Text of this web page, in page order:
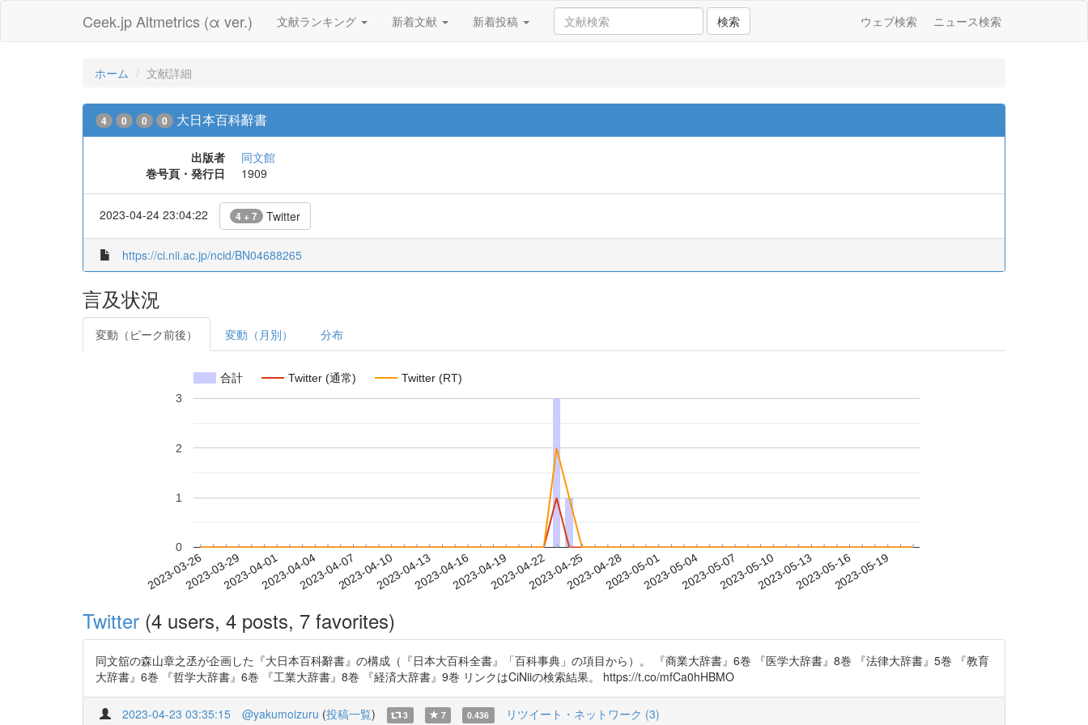
Ceek.jp Altmetrics (α ver.) 文献ランキング 新着文献 新着投稿 検索 ウェブ検索 ニュース検索
ホーム 文献詳細
4 0 0 0 大日本百科辭書
出版者
同文館
巻号頁・発行日
1909
2023-04-24 23:04:22 4 + 7 Twitter
https://ci.nii.ac.jp/ncid/BN04688265
言及状況
変動（ピーク前後） 変動（月別） 分布
合計 Twitter (通常) Twitter (RT)
2023-03-262023-03-292023-04-012023-04-042023-04-072023-04-102023-04-132023-04-162023-04-192023-04-222023-04-252023-04-282023-05-012023-05-042023-05-072023-05-102023-05-132023-05-162023-05-19
0
1
2
3
Twitter (4 users, 4 posts, 7 favorites)
同文舘の森山章之丞が企画した『大日本百科辭書』の構成（『日本大百科全書』「百科事典」の項目から）。 『商業大辞書』6巻 『医学大辞書』8巻 『法律大辞書』5巻 『教育
大辞書』6巻 『哲学大辞書』6巻 『工業大辞書』8巻 『経済大辞書』9巻 リンクはCiNiiの検索結果。 https://t.co/mfCa0hHBMO
2023-04-23 03:35:15 @yakumoizuru (投稿一覧) 3 7 0.436 リツイート・ネットワーク (3)